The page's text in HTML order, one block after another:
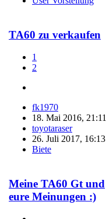
TA60 zu verkaufen
1
2
fk1970
18. Mai 2016, 21:11
toyotaraser
26. Juli 2017, 16:13
Biete
Meine TA60 Gt und
eure Meinungen :)